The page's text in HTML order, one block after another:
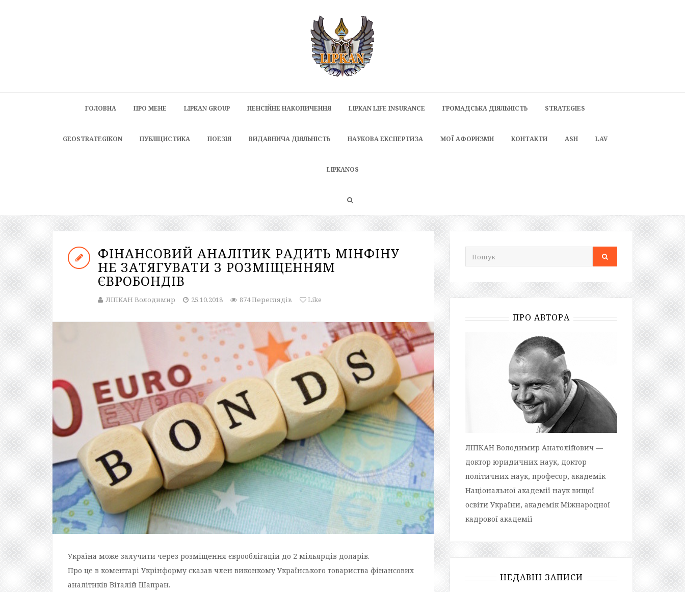
ГОЛОВНА ПРО МЕНЕ LIPKAN GROUP ПЕНСІЙНЕ НАКОПИЧЕННЯ LIPKAN LIFE INSURANCE ГРОМАДСЬКА ДІЯЛЬНІСТЬ STRATEGIES
GEOSTRATEGIKON ПУБЛІЦИСТИКА ПОЕЗІЯ ВИДАВНИЧА ДІЯЛЬНІСТЬ НАУКОВА ЕКСПЕРТИЗА МОЇ АФОРИЗМИ КОНТАКТИ ASH LAV
LIPKANOS
ФІНАНСОВИЙ АНАЛІТИК РАДИТЬ МІНФІНУ
НЕ ЗАТЯГУВАТИ З РОЗМІЩЕННЯМ
ЄВРОБОНДІВ
ЛІПКАН Володимир 25.10.2018 874 Переглядів Like
Україна може залучити через розміщення єврооблігацій до 2 мільярдів доларів.
Про це в коментарі Укрінформу сказав член виконкому Українського товариства фінансових
аналітиків Віталій Шапран.
ПРО АВТОРА
ЛІПКАН Володимир Анатолійович —
доктор юридичних наук, доктор
політичних наук, професор, академік
Національної академії наук вищої
освіти України, академік Міжнародної
кадрової академії
НЕДАВНІ ЗАПИСИ